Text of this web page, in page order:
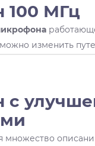
100 МГц
изменить
с
множество